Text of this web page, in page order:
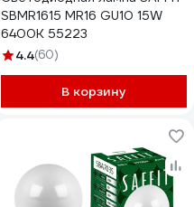
SBMR1615 MR16 GU10 15W
6400K 55223
4.4(60)
В корзину